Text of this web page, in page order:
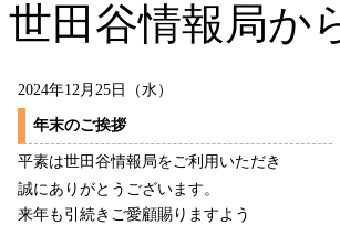
世田谷情報局か